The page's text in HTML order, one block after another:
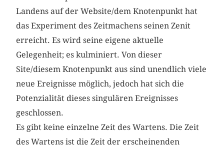
Landens auf der Website/dem Knotenpunkt hat
das Experiment des Zeitmachens seinen Zenit
erreicht. Es wird seine eigene aktuelle
Gelegenheit; es kulminiert. Von dieser
Site/diesem Knotenpunkt aus sind unendlich viele
neue Ereignisse möglich, jedoch hat sich die
Potenzialität dieses singulären Ereignisses
geschlossen.
Es gibt keine einzelne Zeit des Wartens. Die Zeit
des Wartens ist die Zeit der erscheinenden